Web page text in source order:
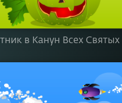
в Канун Всех Святых